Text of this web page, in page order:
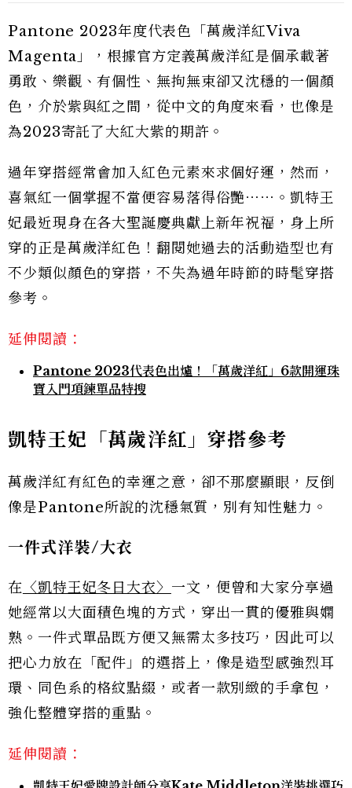
Pantone 2023年度代表色「萬歲洋紅Viva
Magenta」，根據官方定義萬歲洋紅是個承載著
勇敢、樂觀、有個性、無拘無束卻又沈穩的一個顏
色，介於紫與紅之間，從中文的角度來看，也像是
為2023寄託了大紅大紫的期許。
過年穿搭經常會加入紅色元素來求個好運，然而，
喜氣紅一個掌握不當便容易落得俗艷⋯⋯。凱特王
妃最近現身在各大聖誕慶典獻上新年祝福，身上所
穿的正是萬歲洋紅色！翻閱她過去的活動造型也有
不少類似顏色的穿搭，不失為過年時節的時髦穿搭
參考。
延伸閱讀：
Pantone 2023代表色出爐！「萬歲洋紅」6款開運珠
寶入門項鍊單品特搜
凱特王妃「萬歲洋紅」穿搭參考
萬歲洋紅有紅色的幸運之意，卻不那麼顯眼，反倒
像是Pantone所說的沈穩氣質，別有知性魅力。
一件式洋裝/大衣
在 〈凱特王妃冬日大衣〉 一文，便曾和大家分享過
她經常以大面積色塊的方式，穿出一貫的優雅與嫻
熟。一件式單品既方便又無需太多技巧，因此可以
把心力放在「配件」的選搭上，像是造型感強烈耳
環、同色系的格紋點綴，或者一款別緻的手拿包，
強化整體穿搭的重點。
延伸閱讀：